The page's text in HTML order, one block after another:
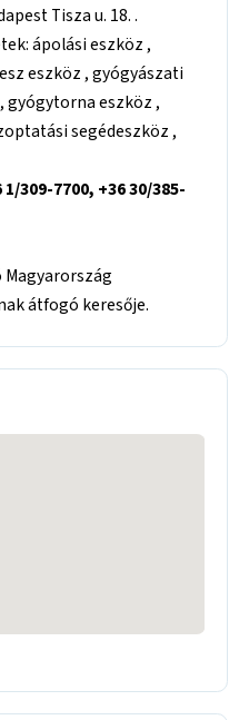
Tisza u. 18. .
ápolási eszköz ,
eszköz , gyógyászati
gyógytorna eszköz ,
segédeszköz ,
1/309-7700, +36 30/385-
Magyarország
átfogó keresője.